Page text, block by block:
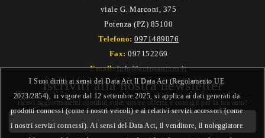
viale G. Marconi, 375
Potenza (PZ) 85100
Telefono: 0971489076
Fax: 097152269
Email:info@autosantoro.it
Iscriviti alla nostra newsletter
ricevi aggiornamenti continui sulle nostre offerte e consigli per la tua auto!
I Suoi diritti ai sensi del Data Act Il Data Act (Regolamento UE
2023/2854), in vigore dal 12 settembre 2025, si applica ai dati generati da
prodotti connessi (come i nostri veicoli) e ai relativi servizi accessori (come
i nostri servizi connessi). Ai sensi del Data Act, il venditore, il noleggiatore